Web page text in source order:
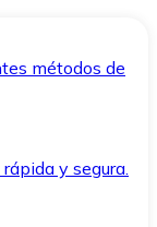
métodos de
y segura.